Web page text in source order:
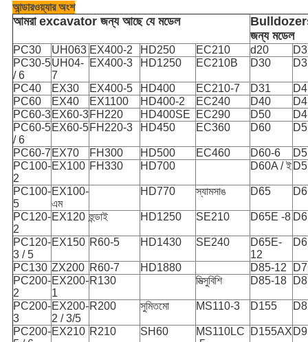
আন্ডারওয়্যার অংশ
আমরা excavator জন্য আছে যে মডেল
জন্য মডেল
PC30 UH063 EX400-2 HD250 EC210 d20
PC30-5
/ 6
UH04-
7
EX400-3 HD1250 EC210B D30
PC40 EX30 EX400-5 HD400 EC210-7 D31
D4
PC60
EX40 EX1100 HD400-2 EC240 D40
PC60-3EX60-3FH220 HD400SE EC290 D50
PC60-5
/ 6
EX60-5FH220-3 HD450 EC360 D60 D5
PC60-7 EX70 FH300 HD500 EC460 D60-6
PC100-
2
EX100 FH330 HD700 D60A / ই
PC100-
5
EX100-
এম
HD770 স্যামসাঙ D65
PC120-
2
EX120 হুন্ডাই HD1250 SE210 D65E -8
PC120-
3 / 5
EX150 R60-5 HD1430 SE240
D65E-
12
PC130 ZX200 R60-7 HD1880 D85-12
PC200-
2
EX200-
1
R130 মিত্সুবিশি D85-18
PC200-
3
EX200-
2 / 3/5
R200 সুমিতমো MS110-3 D155
PC200-EX210 R210 SH60
MS110LC
D155AX